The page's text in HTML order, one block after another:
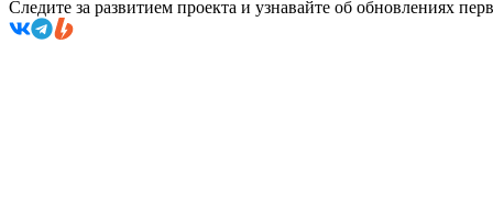
Следите за развитием проекта и узнавайте об обновлениях